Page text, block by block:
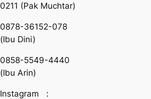
0211 (Pak Muchtar)
0878-36152-078
(Ibu Dini)
0858-5549-4440
(Ibu Arin)
Instagram :